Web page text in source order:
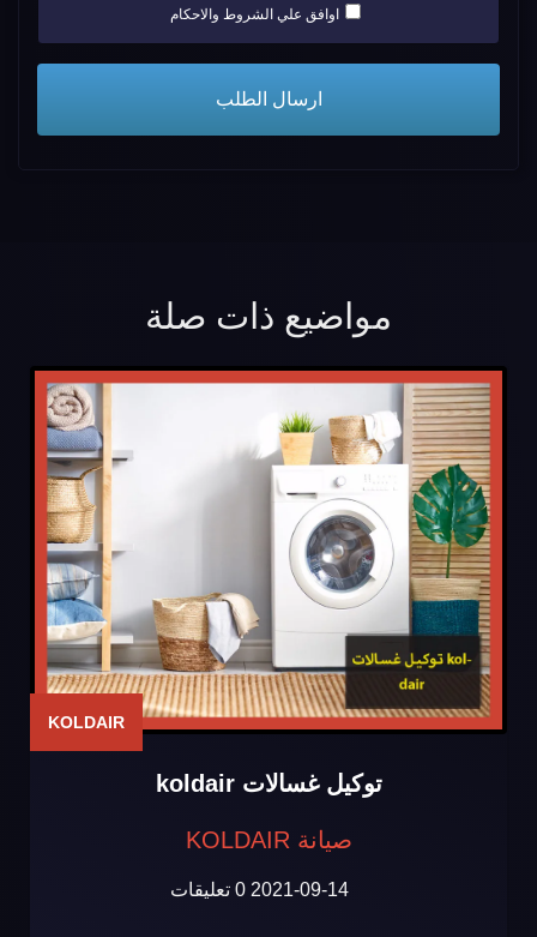
اوافق علي الشروط والاحكام
مواضيع ذات صلة
KOLDAIR
توكيل غسالات koldair
صيانة KOLDAIR
2021-09-14 0 تعليقات